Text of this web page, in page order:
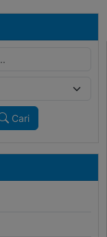
Cari